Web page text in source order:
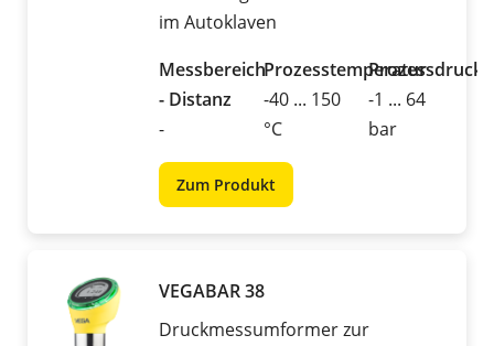
im Autoklaven
Messbereich
- Distanz
-
Prozesstemperatur
-40 ... 150
°C
Prozessdruck
-1 ... 64
bar
Zum Produkt
VEGABAR 38
Druckmessumformer zur